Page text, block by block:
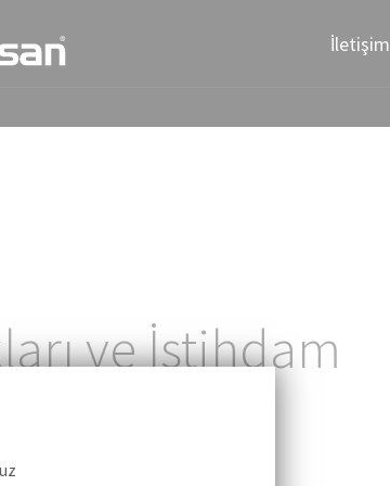
İletişim
ve İstihdam